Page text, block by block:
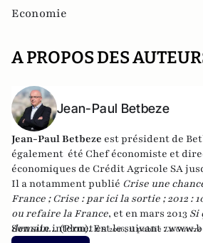
Economie
A PROPOS DES
Jean-Paul Betbeze
Jean-Paul Betbeze est président de
également été Chef économiste et
économiques de Crédit Agricole SA
Il a notamment publié Crise une
France ; Crise : par ici la sortie ; 2012 :
ou refaire la France, et en mars 2013 Si
demain...(Plon). En2016, il publie La
Son site internet est le suivant :